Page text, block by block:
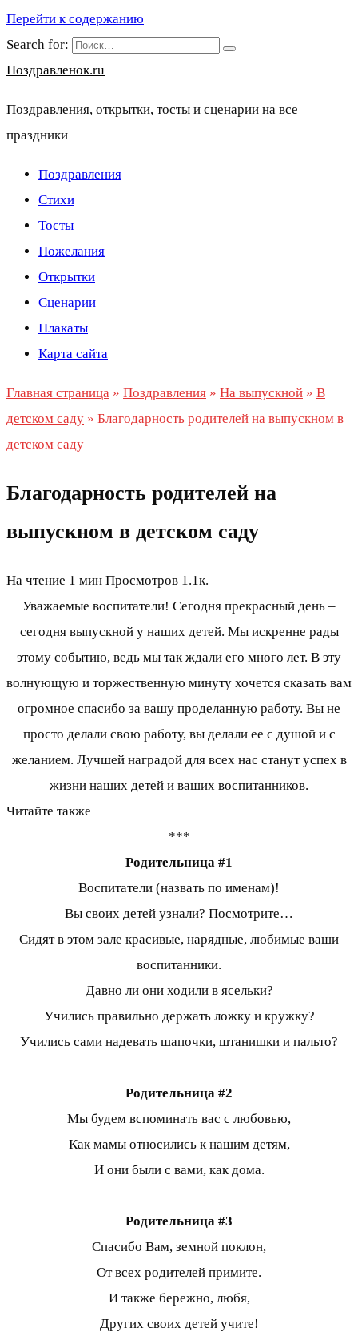
Перейти к содержанию
Search for:
Поздравленок.ru
Поздравления, открытки, тосты и сценарии на все
праздники
Поздравления
Стихи
Тосты
Пожелания
Открытки
Сценарии
Плакаты
Карта сайта
Главная страница » Поздравления » На выпускной » В
детском саду » Благодарность родителей на выпускном в
детском саду
Благодарность родителей на
выпускном в детском саду
На чтение 1 мин Просмотров 1.1к.
Уважаемые воспитатели! Сегодня прекрасный день –
сегодня выпускной у наших детей. Мы искренне рады
этому событию, ведь мы так ждали его много лет. В эту
волнующую и торжественную минуту хочется сказать вам
огромное спасибо за вашу проделанную работу. Вы не
просто делали свою работу, вы делали ее с душой и с
желанием. Лучшей наградой для всех нас станут успех в
жизни наших детей и ваших воспитанников.
Читайте также
***
Родительница #1
Воспитатели (назвать по именам)!
Вы своих детей узнали? Посмотрите…
Сидят в этом зале красивые, нарядные, любимые ваши
воспитанники.
Давно ли они ходили в ясельки?
Учились правильно держать ложку и кружку?
Учились сами надевать шапочки, штанишки и пальто?
Родительница #2
Мы будем вспоминать вас с любовью,
Как мамы относились к нашим детям,
И они были с вами, как дома.
Родительница #3
Спасибо Вам, земной поклон,
От всех родителей примите.
И также бережно, любя,
Других своих детей учите!